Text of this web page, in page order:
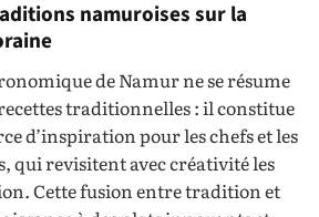
namuroises sur la
de Namur ne se résume
traditionnelles : il constitue
d’inspiration pour les chefs et les
qui revisitent avec créativité les
Cette fusion entre tradition et